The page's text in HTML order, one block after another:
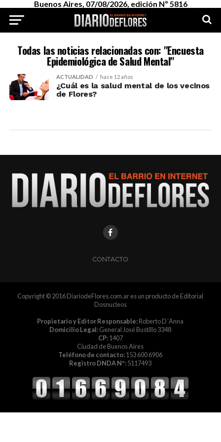
Buenos Aires, 07/08/2026, edición Nº 5816
Todas las noticias relacionadas con: "Encuesta
Epidemiológica de Salud Mental"
ACTUALIDAD hace 12 años
¿Cuál es la salud mental de los vecinos
de Flores?
CONTACTO
Copyright © 2016 DiariodeFlores.com.ar es un producto de Editorial
Dosnucleos
Propietario y Editor Responsable:Roberto D´Anna
Domicilio Legal:General José Bustillo 3348
CP:1407
Ciudad de Buenos Aires
Teléfono de contacto:153 600 6906
Registro DNDA Nº:5117493